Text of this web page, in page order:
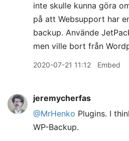
inte skulle kunna göra
på att Websupport har
backup. Använde
men ville bort från
2020-07-21 11:12 Embed
jeremycherfas
@MrHenko Plugins. I
WP-Backup.